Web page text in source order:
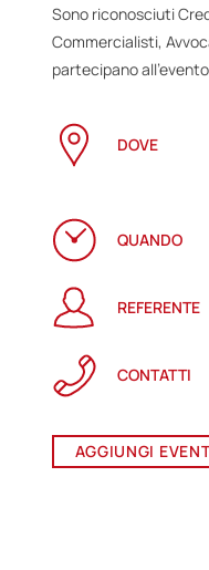
Sono riconosciuti
Commercialisti,
partecipano
DOVE
QUANDO
REFERENTE
CONTATTI
AGGIUNGI